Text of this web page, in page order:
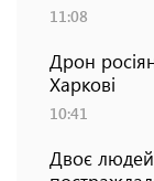
11:08
Дрон
Харкові
10:41
Двоє